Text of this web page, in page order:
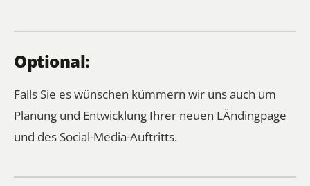
Optional:
Falls Sie es wünschen kümmern wir uns auch um
Planung und Entwicklung Ihrer neuen LÄndingpage
und des Social-Media-Auftritts.